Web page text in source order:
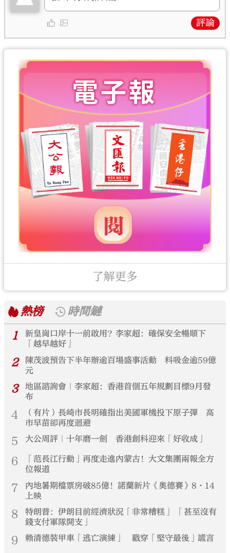
評論
了解更多
熱榜
時間鏈
1
新皇崗口岸十一前啟用？李家超：確保安全暢順下
「越早越好」
2
陳茂波預告下半年辦逾百場盛事活動 料吸金逾59億
元
3
地區諮詢會｜李家超：香港首個五年規劃目標9月發
布
4
（有片）長崎市長明確指出美國軍機投下原子彈 高
市早苗卻再度迴避
5 大公周評｜十年磨一劍 香港創科迎來「好收成」
6
「范長江行動」再度走進內蒙古！大文集團兩報全方
位報道
7
內地暑期檔票房破85億！諾蘭新片《奧德賽》8·14
上映
8
特朗普：伊朗目前經濟狀況「非常糟糕」 「甚至沒有
錢支付軍隊開支」
9 賴清德裝甲車「逃亡演練」 戳穿「堅守最後」謊言